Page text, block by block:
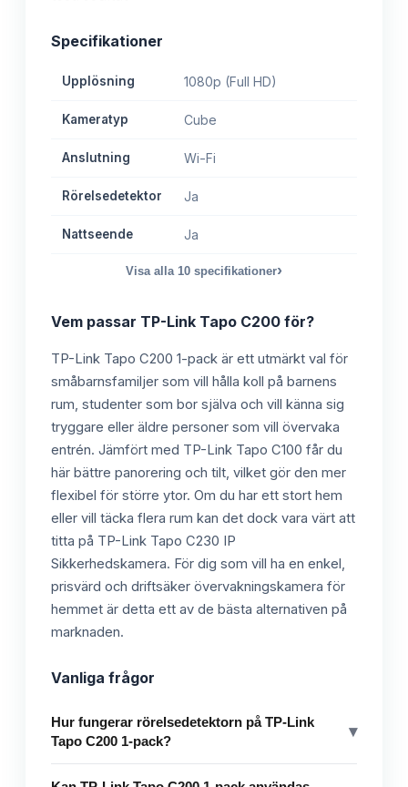
Specifikationer
Upplösning 1080p (Full HD)
Kameratyp Cube
Anslutning Wi-Fi
Rörelsedetektor Ja
Nattseende Ja
Visa alla 10 specifikationer›
Vem passar TP-Link Tapo C200 för?
TP-Link Tapo C200 1-pack är ett utmärkt val för
småbarnsfamiljer som vill hålla koll på barnens
rum, studenter som bor själva och vill känna sig
tryggare eller äldre personer som vill övervaka
entrén. Jämfört med TP-Link Tapo C100 får du
här bättre panorering och tilt, vilket gör den mer
flexibel för större ytor. Om du har ett stort hem
eller vill täcka flera rum kan det dock vara värt att
titta på TP-Link Tapo C230 IP
Sikkerhedskamera. För dig som vill ha en enkel,
prisvärd och driftsäker övervakningskamera för
hemmet är detta ett av de bästa alternativen på
marknaden.
Vanliga frågor
Hur fungerar rörelsedetektorn på TP-Link
Tapo C200 1-pack?
▾